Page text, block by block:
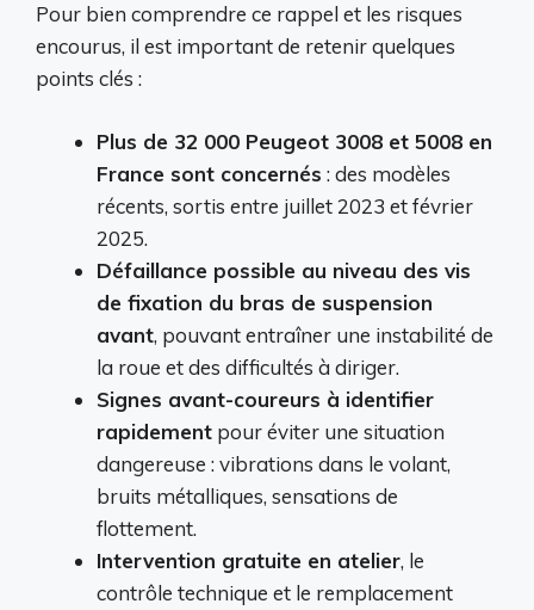
Pour bien comprendre ce rappel et les risques
encourus, il est important de retenir quelques
points clés :
Plus de 32 000 Peugeot 3008 et 5008 en
France sont concernés : des modèles
récents, sortis entre juillet 2023 et février
2025.
Défaillance possible au niveau des vis
de fixation du bras de suspension
avant, pouvant entraîner une instabilité de
la roue et des difficultés à diriger.
Signes avant-coureurs à identifier
rapidement pour éviter une situation
dangereuse : vibrations dans le volant,
bruits métalliques, sensations de
flottement.
Intervention gratuite en atelier, le
contrôle technique et le remplacement